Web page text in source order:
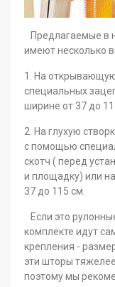
Предлагаемые в
имеют несколько
1. На
специальных
ширине от 37 до
2. На глухую
с помощью
скотч ( перед
и площадку) или
37 до 115 см.
Если это
комплекте идут
крепления -
эти шторы
поэтому мы